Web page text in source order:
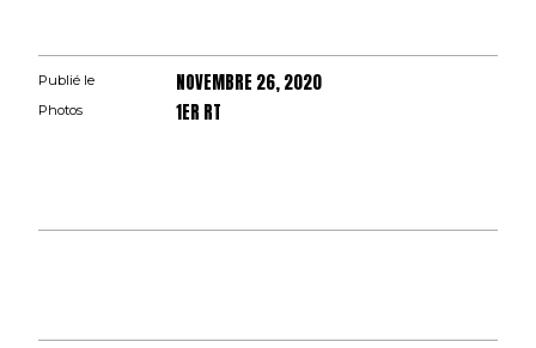
Publié le NOVEMBRE 26, 2020
Photos 1ER RT